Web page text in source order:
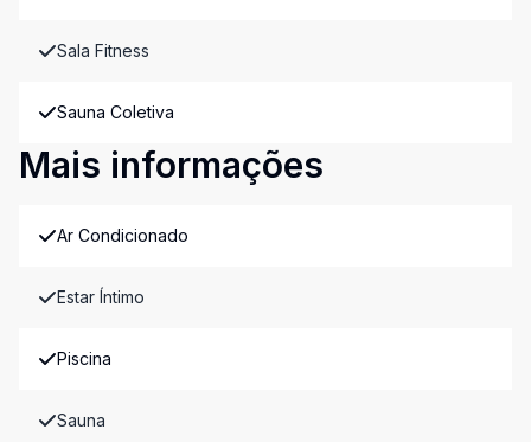
Sala Fitness
Sauna Coletiva
Mais informações
Ar Condicionado
Estar Íntimo
Piscina
Sauna